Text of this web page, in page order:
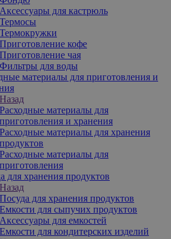
Аксессуары для кастрюль
Термосы
Термокружки
Приготовление кофе
Приготовление чая
Фильтры для воды
материалы для приготовления и
Назад
Расходные материалы для
приготовления и хранения
Расходные материалы для хранения
продуктов
Расходные материалы для
приготовления
для хранения продуктов
Назад
Посуда для хранения продуктов
Емкости для сыпучих продуктов
Аксессуары для емкостей
Емкости для кондитерских изделий